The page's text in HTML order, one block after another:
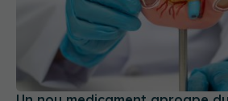
Un nou medicament aproape
supraviețuirea pacienților cu
metastatic
30 iun 2026, 22:35